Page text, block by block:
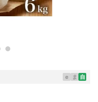
e ま 自